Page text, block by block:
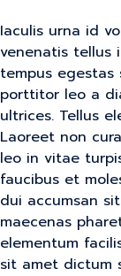
Iaculis urna id
venenatis tellus
tempus egestas
porttitor leo a
ultrices. Tellus
Laoreet non
leo in vitae
faucibus et
dui accumsan
maecenas
elementum
sit amet dictum